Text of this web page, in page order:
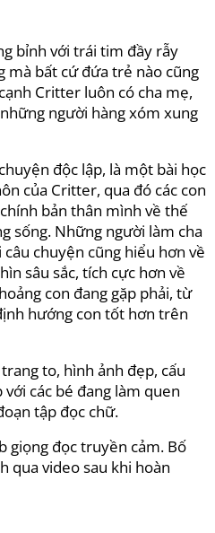
bỉnh với trái tim đầy rẫy
mà bất cứ đứa trẻ nào cũng
Critter luôn có cha mẹ,
người hàng xóm xung
độc lập, là một bài học
của Critter, qua đó các con
bản thân mình về thế
sống. Những người làm cha
chuyện cũng hiểu hơn về
sâu sắc, tích cực hơn về
con đang gặp phải, từ
hướng con tốt hơn trên
to, hình ảnh đẹp, cấu
các bé đang làm quen
tập đọc chữ.
giọng đọc truyền cảm. Bố
qua video sau khi hoàn